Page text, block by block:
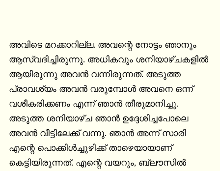
അവിടെ മറക്കാറില്ല. അവന്റെ നോട്ടം ഞാനും
ആസ്വദിച്ചിരുന്നു. അധികവും ശനിയാഴ്ചകളിൽ
ആയിരുന്നു അവൻ വന്നിരുന്നത്. അടുത്ത
പ്രാവശ്യം അവൻ വരുമ്പോൾ അവനെ ഒന്ന്
വശീകരിക്കണം എന്ന് ഞാൻ തീരുമാനിച്ചു.
അടുത്ത ശനിയാഴ്ച ഞാൻ ഉദ്ദേശിച്ചപോലെ
അവൻ വീട്ടിലേക്ക് വന്നു. ഞാൻ അന്ന് സാരി
എന്റെ പൊക്കിൾച്ചുഴിക്ക് താഴെയായാണ്
കെട്ടിയിരുന്നത്. എന്റെ വയറും, ബ്ലൗസിൽ